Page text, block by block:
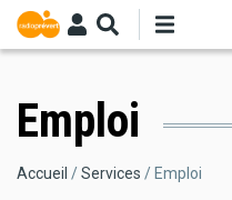
Aller
au
contenu
Emploi
Fil
Accueil Services Emploi